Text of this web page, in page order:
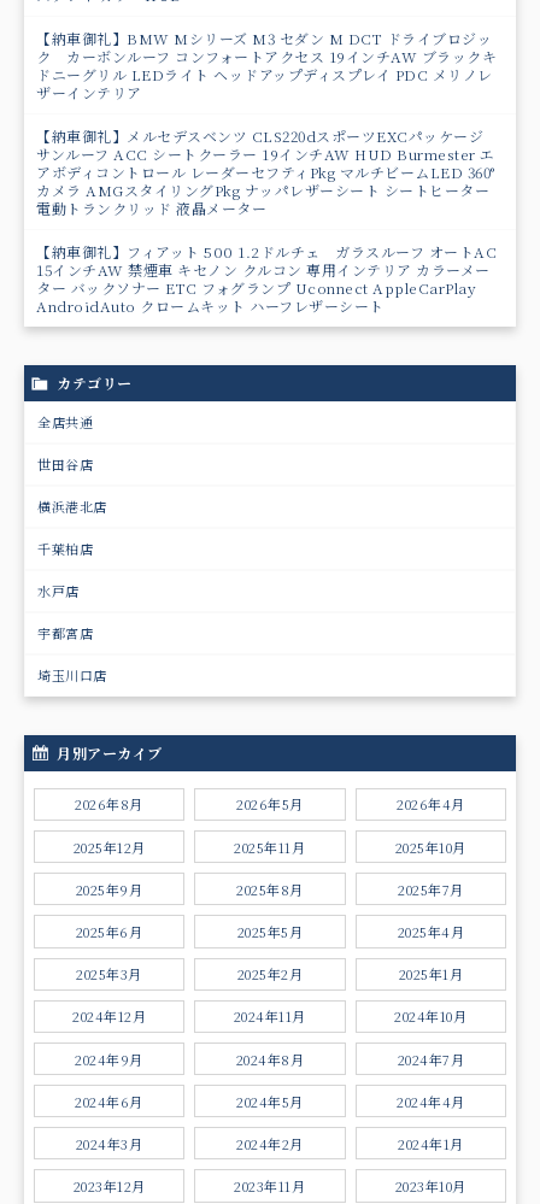
【納車御礼】BMW Mシリーズ M3 セダン M DCT ドライブロジッ
ク カーボンルーフ コンフォートアクセス 19インチAW ブラックキ
ドニーグリル LEDライト ヘッドアップディスプレイ PDC メリノレ
ザーインテリア
【納車御礼】メルセデスベンツ CLS220dスポーツEXCパッケージ
サンルーフ ACC シートクーラー 19インチAW HUD Burmester エ
アボディコントロール レーダーセフティPkg マルチビームLED 360°
カメラ AMGスタイリングPkg ナッパレザーシート シートヒーター
電動トランクリッド 液晶メーター
【納車御礼】フィアット 500 1.2ドルチェ ガラスルーフ オートAC
15インチAW 禁煙車 キセノン クルコン 専用インテリア カラーメー
ター バックソナー ETC フォグランプ Uconnect AppleCarPlay
AndroidAuto クロームキット ハーフレザーシート
カテゴリー
全店共通
世田谷店
横浜港北店
千葉柏店
水戸店
宇都宮店
埼玉川口店
月別アーカイブ
2026年8月 2026年5月 2026年4月
2025年12月 2025年11月 2025年10月
2025年9月 2025年8月 2025年7月
2025年6月 2025年5月 2025年4月
2025年3月 2025年2月 2025年1月
2024年12月 2024年11月 2024年10月
2024年9月 2024年8月 2024年7月
2024年6月 2024年5月 2024年4月
2024年3月 2024年2月 2024年1月
2023年12月 2023年11月 2023年10月